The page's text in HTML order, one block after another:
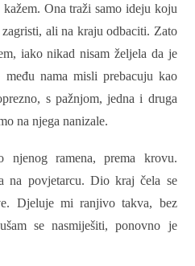
Ona traži samo ideju koju
ali na kraju odbaciti. Zato
iako nikad nisam željela da je
nama misli prebacuju kao
s pažnjom, jedna i druga
na njega nanizale.
njenog ramena, prema krovu.
na povjetarcu. Dio kraj čela se
Djeluje mi ranjivo takva, bez
se nasmiješiti, ponovno je